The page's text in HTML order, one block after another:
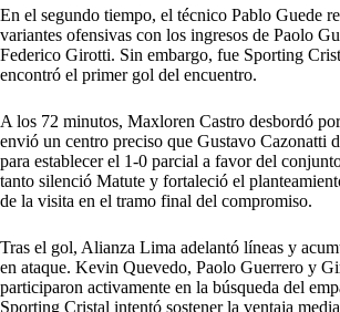
En el segundo tiempo, el técnico Pablo Guede
variantes ofensivas con los ingresos de Paolo
Federico Girotti. Sin embargo, fue Sporting
encontró el primer gol del encuentro.
A los 72 minutos, Maxloren Castro desbordó
envió un centro preciso que Gustavo Cazonatti
para establecer el 1-0 parcial a favor del
tanto silenció Matute y fortaleció el
de la visita en el tramo final del compromiso.
Tras el gol, Alianza Lima adelantó líneas y
en ataque. Kevin Quevedo, Paolo Guerrero y
participaron activamente en la búsqueda del
Sporting Cristal intentó sostener la ventaja